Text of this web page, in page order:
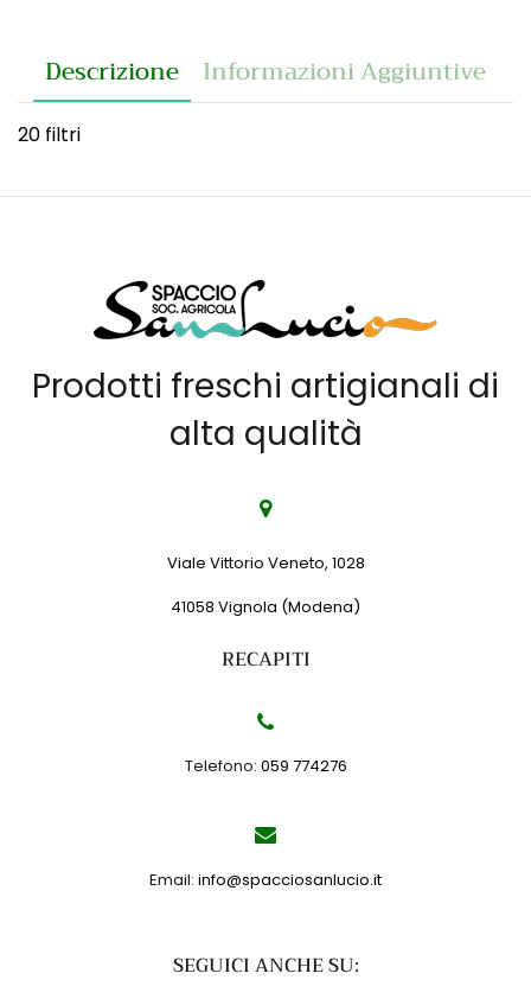
Descrizione Informazioni Aggiuntive
20 filtri
Prodotti freschi artigianali di
alta qualità
Viale Vittorio Veneto, 1028
41058 Vignola (Modena)
RECAPITI
Telefono: 059 774276
Email: info@spacciosanlucio.it
SEGUICI ANCHE SU: